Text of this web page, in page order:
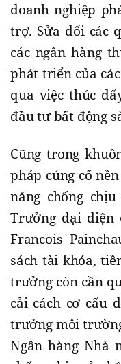
doanh nghiệp
trợ. Sửa đổi các
các ngân hàng
phát triển của
qua việc thúc
đầu tư bất động
Cũng trong
pháp củng cố
năng chống
Trưởng đại diện
Francois
sách tài khóa,
trưởng còn cần
cải cách cơ cấu
trưởng môi
Ngân hàng Nhà